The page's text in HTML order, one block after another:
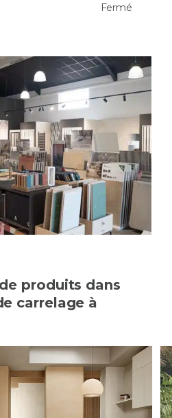
Fermé
produits dans
carrelage à